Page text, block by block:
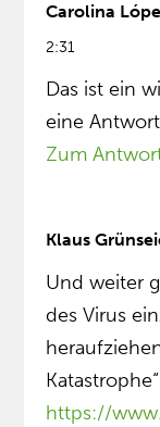
Carolina
2:31
Das ist ein
eine
Zum
Klaus
Und weiter
des Virus
https://